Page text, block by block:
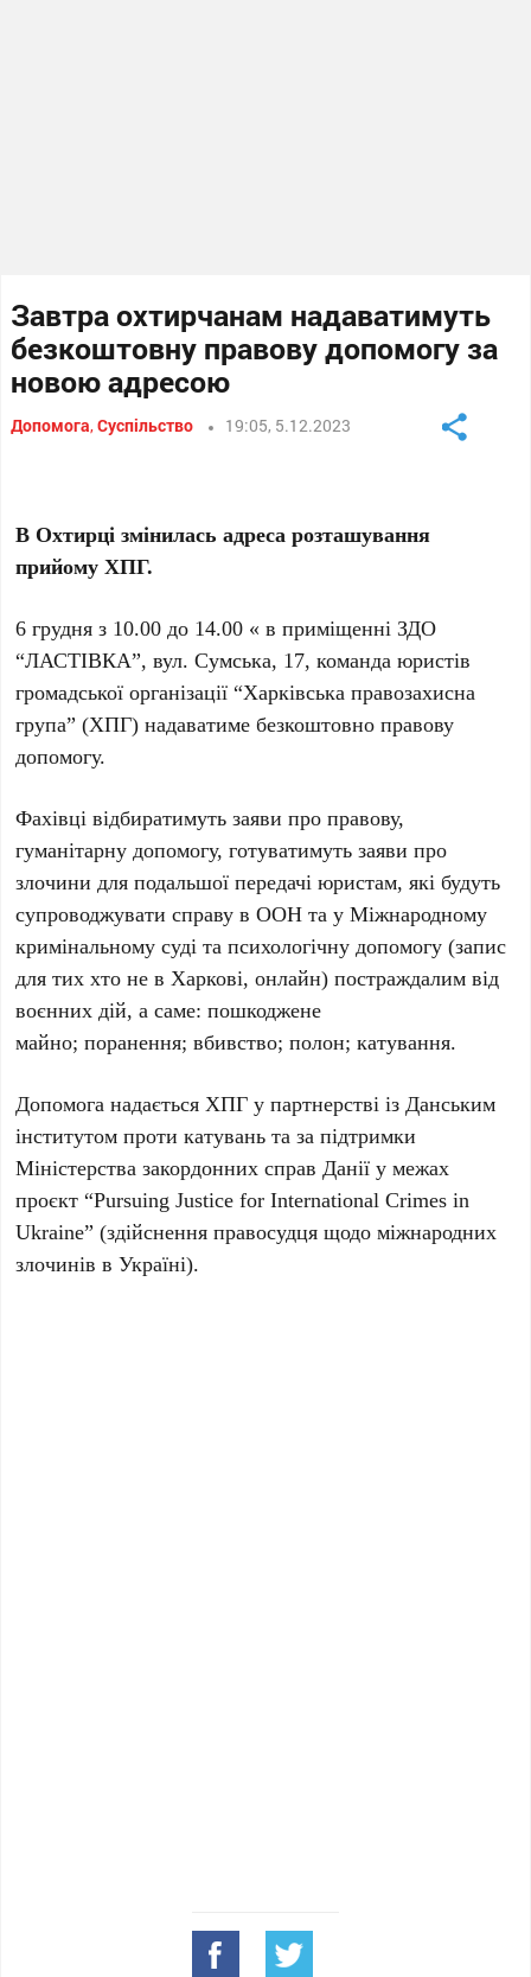
Завтра охтирчанам надаватимуть
безкоштовну правову допомогу за
новою адресою
Допомога,Суспільство 19:05, 5.12.2023
В Охтирці змінилась адреса розташування
прийому ХПГ.
6 грудня з 10.00 до 14.00 « в приміщенні ЗДО
“ЛАСТІВКА”, вул. Сумська, 17, команда юристів
громадської організації “Харківська правозахисна
група” (ХПГ) надаватиме безкоштовно правову
допомогу.
Фахівці відбиратимуть заяви про правову,
гуманітарну допомогу, готуватимуть заяви про
злочини для подальшої передачі юристам, які будуть
супроводжувати справу в ООН та у Міжнародному
кримінальному суді та психологічну допомогу (запис
для тих хто не в Харкові, онлайн) постраждалим від
воєнних дій, а саме: пошкоджене
майно; поранення; вбивство; полон; катування.
Допомога надається ХПГ у партнерстві із Данським
інститутом проти катувань та за підтримки
Міністерства закордонних справ Данії у межах
проєкт “Pursuing Justice for International Crimes in
Ukraine” (здійснення правосудця щодо міжнародних
злочинів в Україні).